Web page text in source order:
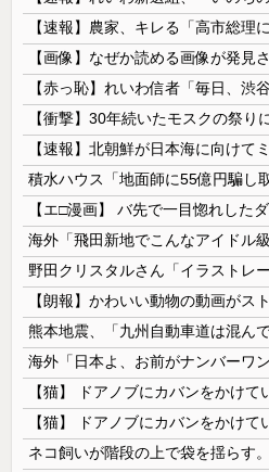
【速報】北朝鮮が日本海に向けて